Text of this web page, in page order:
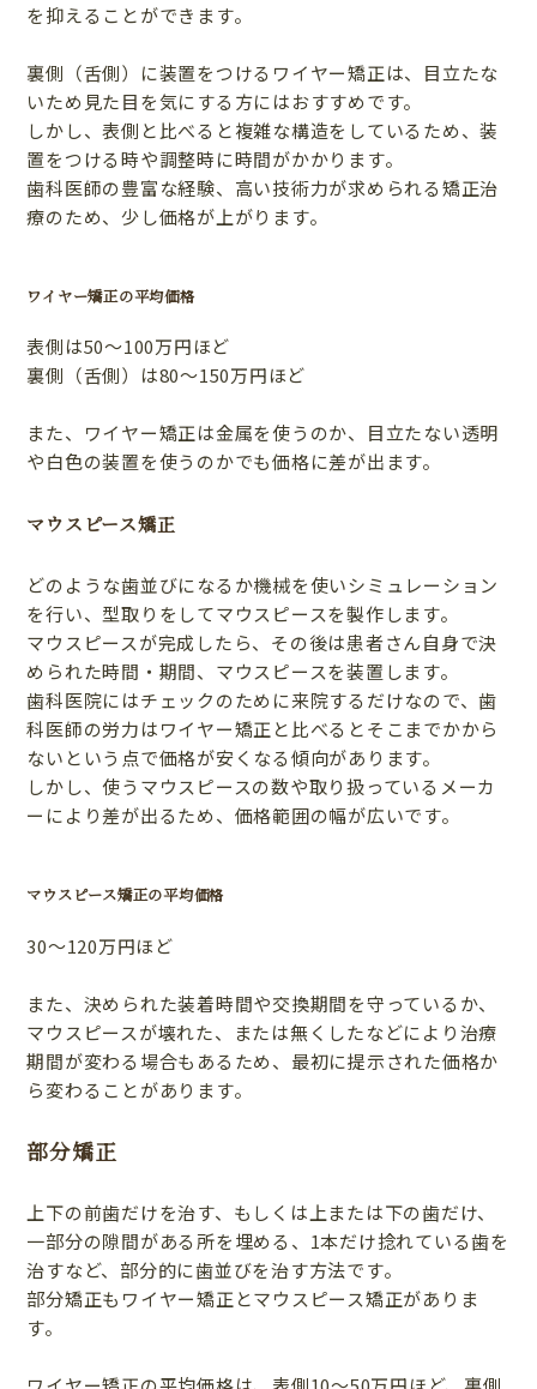
を抑えることができます。
裏側（舌側）に装置をつけるワイヤー矯正は、目立たな
いため見た目を気にする方にはおすすめです。
しかし、表側と比べると複雑な構造をしているため、装
置をつける時や調整時に時間がかかります。
歯科医師の豊富な経験、高い技術力が求められる矯正治
療のため、少し価格が上がります。
ワイヤー矯正の平均価格
表側は50〜100万円ほど
裏側（舌側）は80〜150万円ほど
また、ワイヤー矯正は金属を使うのか、目立たない透明
や白色の装置を使うのかでも価格に差が出ます。
マウスピース矯正
どのような歯並びになるか機械を使いシミュレーション
を行い、型取りをしてマウスピースを製作します。
マウスピースが完成したら、その後は患者さん自身で決
められた時間・期間、マウスピースを装置します。
歯科医院にはチェックのために来院するだけなので、歯
科医師の労力はワイヤー矯正と比べるとそこまでかから
ないという点で価格が安くなる傾向があります。
しかし、使うマウスピースの数や取り扱っているメーカ
ーにより差が出るため、価格範囲の幅が広いです。
マウスピース矯正の平均価格
30〜120万円ほど
また、決められた装着時間や交換期間を守っているか、
マウスピースが壊れた、または無くしたなどにより治療
期間が変わる場合もあるため、最初に提示された価格か
ら変わることがあります。
部分矯正
上下の前歯だけを治す、もしくは上または下の歯だけ、
一部分の隙間がある所を埋める、1本だけ捻れている歯を
治すなど、部分的に歯並びを治す方法です。
部分矯正もワイヤー矯正とマウスピース矯正がありま
す。